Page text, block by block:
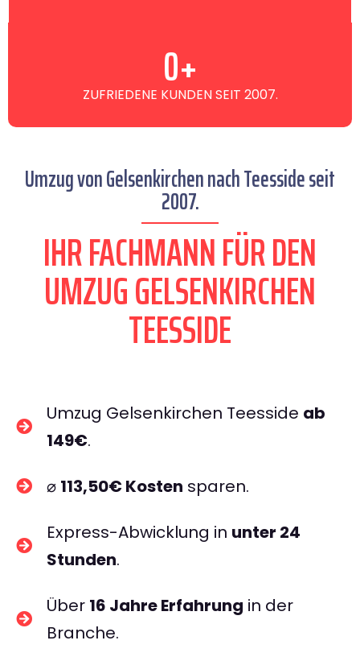
ZUFRIEDENE KUNDEN SEIT 2007.
0+
Umzug von Gelsenkirchen nach Teesside seit
2007.
IHR FACHMANN FÜR DEN
UMZUG GELSENKIRCHEN
TEESSIDE
Umzug Gelsenkirchen Teesside ab
149€.
⌀ 113,50€ Kosten sparen.
Express-Abwicklung in unter 24
Stunden.
Über 16 Jahre Erfahrung in der
Branche.